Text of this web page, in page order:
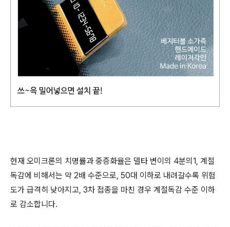
현재 오미크론의 치명률과 중증화율은 델타 변이의 4분의1, 계절
독감에 비해서는 약 2배 수준으로, 50대 이하로 내려갈수록 위험
도가 급격히 낮아지고, 3차 접종을 마친 경우 계절독감 수준 이하
로 감소합니다.